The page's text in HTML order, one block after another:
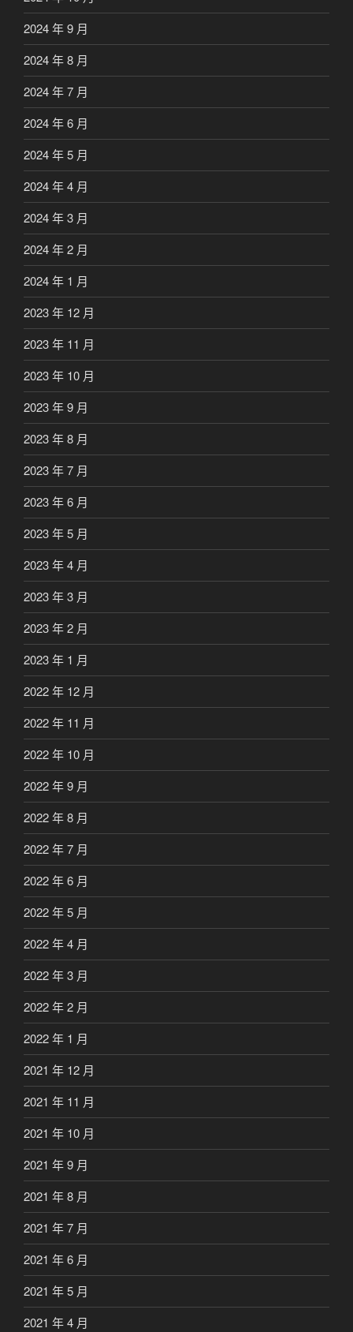
2024 年 9 月
2024 年 8 月
2024 年 7 月
2024 年 6 月
2024 年 5 月
2024 年 4 月
2024 年 3 月
2024 年 2 月
2024 年 1 月
2023 年 12 月
2023 年 11 月
2023 年 10 月
2023 年 9 月
2023 年 8 月
2023 年 7 月
2023 年 6 月
2023 年 5 月
2023 年 4 月
2023 年 3 月
2023 年 2 月
2023 年 1 月
2022 年 12 月
2022 年 11 月
2022 年 10 月
2022 年 9 月
2022 年 8 月
2022 年 7 月
2022 年 6 月
2022 年 5 月
2022 年 4 月
2022 年 3 月
2022 年 2 月
2022 年 1 月
2021 年 12 月
2021 年 11 月
2021 年 10 月
2021 年 9 月
2021 年 8 月
2021 年 7 月
2021 年 6 月
2021 年 5 月
2021 年 4 月